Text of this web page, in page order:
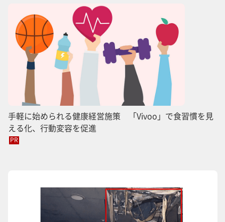
手軽に始められる健康経営施策 「Vivoo」で食習慣を見
える化、行動変容を促進
PR